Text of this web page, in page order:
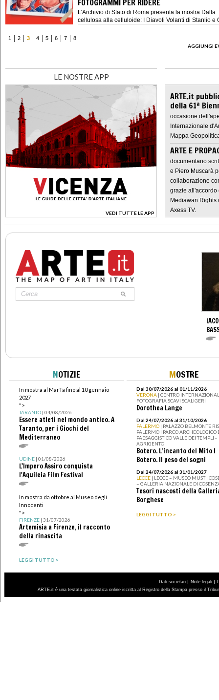
FOTOGRAMMI PER RIDERE
L’Archivio di Stato di Roma presenta la mostra Dalla
cellulosa alla celluloide: I Diavoli Volanti di Stanlio e
1 2 3 4 5 6 7
8
AGGIUNGI
LE NOSTRE APP
VEDI TUTTE LE APP
>
ARTE.it
della 61ª
occasione
Internazionale
Mappa
ARTE E
documentario
e Piero Muscarà
collaborazione
grazie all'accordo
Mediawan Rights
Axess TV.
NOTIZIE
In mostra al MarTa fino al 10 gennaio
2027
">
TARANTO| 04/08/2026
Essere atleti nel mondo antico. A
Taranto, per i Giochi del
Mediterraneo
UDINE| 01/08/2026
L'Impero Assiro conquista
l'Aquileia Film Festival
In mostra da ottobre al Museo degli
Innocenti
">
FIRENZE| 31/07/2026
Artemisia a Firenze, il racconto
della rinascita
LEGGI TUTTO >
MOSTRE
Dal 30/07/2026 al 01/11/2026
VERONA | CENTRO
FOTOGRAFIA SCAVI SCALIGERI
Dorothea Lange
Dal 24/07/2026 al 31/10/2026
PALERMO | PALAZZO BELMONTE
PALERMO I PARCO ARCHEOLOGICO
PAESAGGISTICO VALLE DEI TEMPLI -
AGRIGENTO
Botero. L’incanto del Mito I
Botero. Il peso dei sogni
Dal 24/07/2026 al 31/01/2027
LECCE | LECCE – MUSEO MUST I
– GALLERIA NAZIONALE DI
Tesori nascosti della
Borghese
LEGGI TUTTO >
Dati societari | Note legali |
ARTE.it è una testata giornalistica online iscritta al Registro della Stampa presso il